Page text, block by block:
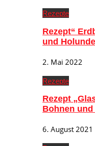
Rezepte
Rezept“
und
2. Mai 2022
Rezepte
Rezept
Bohnen
6. August 2021